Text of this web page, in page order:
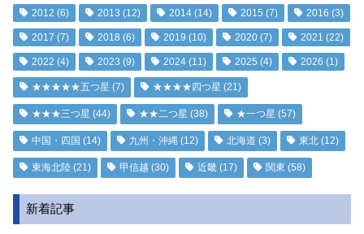
2012 (6) 2013 (12) 2014 (14) 2015 (7) 2016 (3)
2017 (7) 2018 (6) 2019 (10) 2020 (7) 2021 (22)
2022 (4) 2023 (9) 2024 (11) 2025 (4) 2026 (1)
★★★★★五つ星 (7) ★★★★四つ星 (21)
★★★三つ星 (44) ★★二つ星 (38) ★一つ星 (57)
中国・四国 (14) 九州・沖縄 (12) 北海道 (3) 東北 (12)
東海北陸 (21) 甲信越 (30) 近畿 (17) 関東 (58)
新着記事